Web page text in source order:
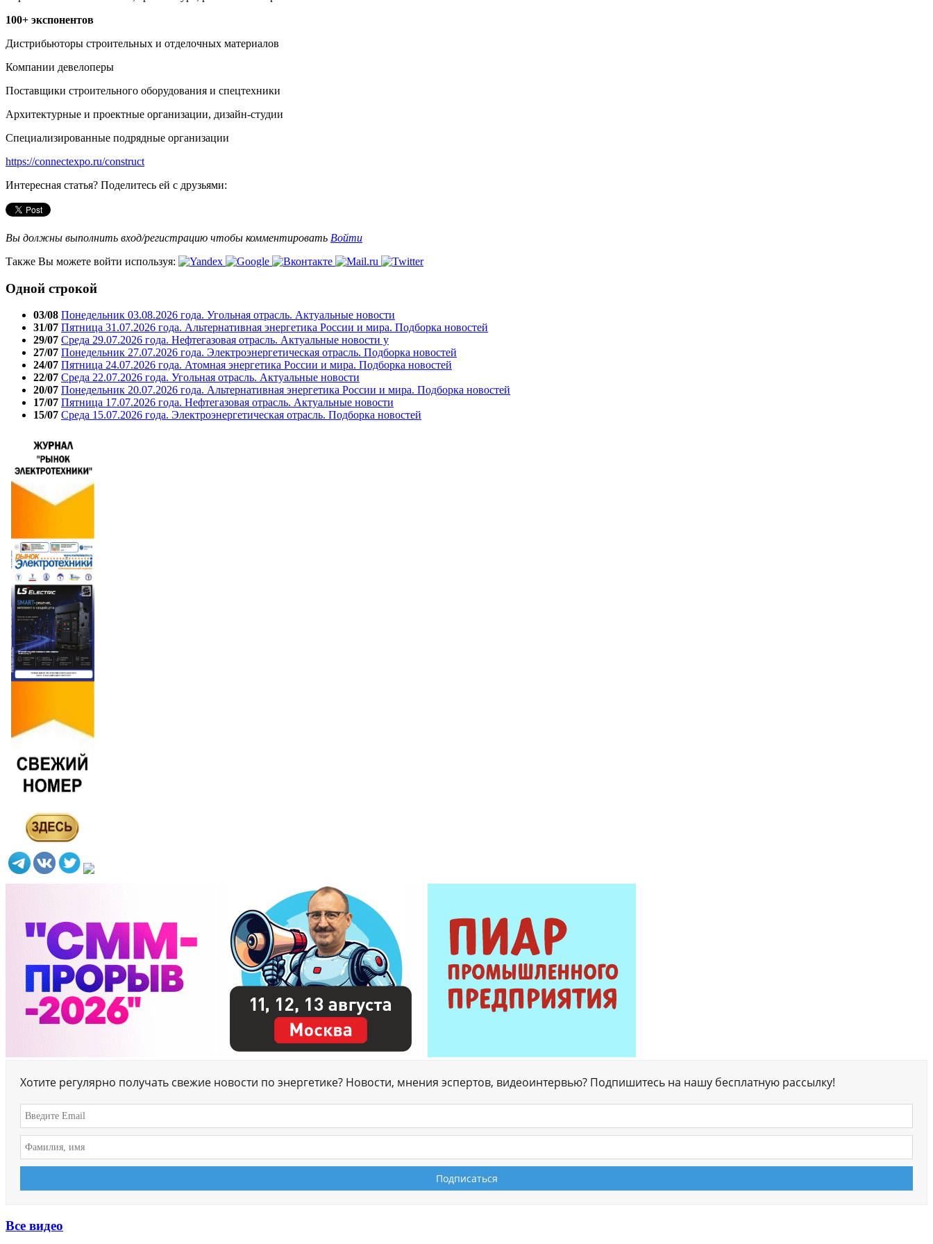
100+ экспонентов
Дистрибьюторы строительных и отделочных материалов
Компании девелоперы
Поставщики строительного оборудования и спецтехники
Архитектурные и проектные организации, дизайн-студии
Специализированные подрядные организации
https://connectexpo.ru/construct
Интересная статья? Поделитесь ей с друзьями:
Вы должны выполнить вход/регистрацию чтобы комментировать Войти
Также Вы можете войти используя:
Одной строкой
03/08 Понедельник 03.08.2026 года. Угольная отрасль. Актуальные новости
31/07 Пятница 31.07.2026 года. Альтернативная энергетика России и мира. Подборка новостей
29/07 Среда 29.07.2026 года. Нефтегазовая отрасль. Актуальные новости у
27/07 Понедельник 27.07.2026 года. Электроэнергетическая отрасль. Подборка новостей
24/07 Пятница 24.07.2026 года. Атомная энергетика России и мира. Подборка новостей
22/07 Среда 22.07.2026 года. Угольная отрасль. Актуальные новости
20/07 Понедельник 20.07.2026 года. Альтернативная энергетика России и мира. Подборка новостей
17/07 Пятница 17.07.2026 года. Нефтегазовая отрасль. Актуальные новости
15/07 Среда 15.07.2026 года. Электроэнергетическая отрасль. Подборка новостей
Хотите регулярно получать свежие новости по энергетике? Новости, мнения эспертов, видеоинтервью? Подпишитесь на нашу бесплатную рассылку!
Все видео